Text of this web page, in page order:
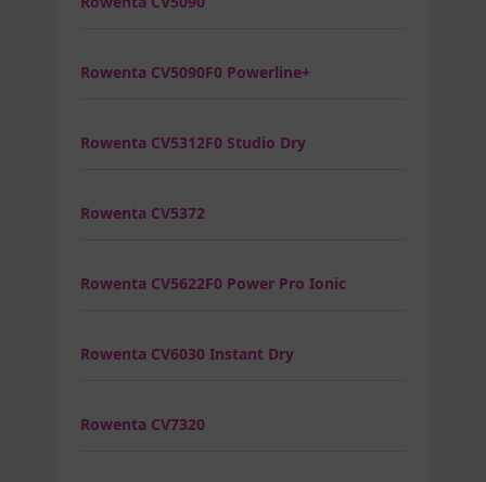
Rowenta CV5090F0 Powerline+
Rowenta CV5312F0 Studio Dry
Rowenta CV5372
Rowenta CV5622F0 Power Pro Ionic
Rowenta CV6030 Instant Dry
Rowenta CV7320